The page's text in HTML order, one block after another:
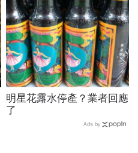
明星花露水停產？業者回應
了
Ads by